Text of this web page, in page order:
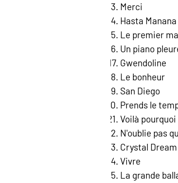
Merci
Hasta
Le premier
Un piano
Gwendoline
Le bonheur
San Diego
Prends le
Voilà
N'oublie pas
Crystal Dream
Vivre
La grande